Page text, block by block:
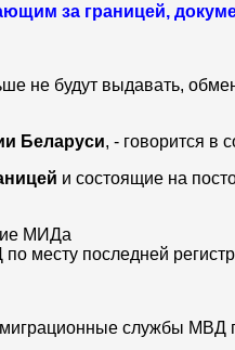
за границей,
не будут выдавать,
Беларуси, - говорится в
и состоящие на
МИДа
месту последней
службы МВД